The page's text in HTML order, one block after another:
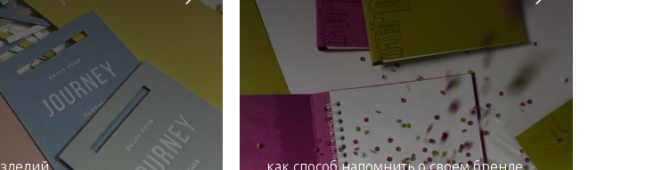
как способ напомнить о своем бренде